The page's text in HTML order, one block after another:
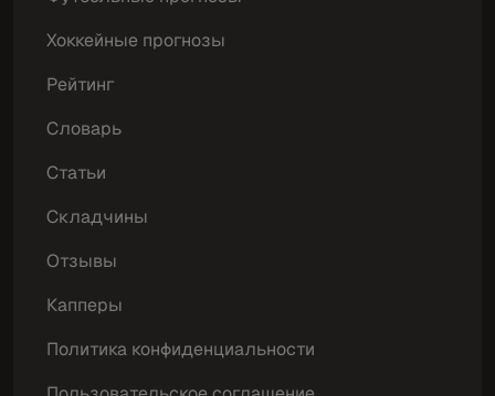
Хоккейные прогнозы
Рейтинг
Словарь
Статьи
Складчины
Отзывы
Капперы
Политика конфиденциальности